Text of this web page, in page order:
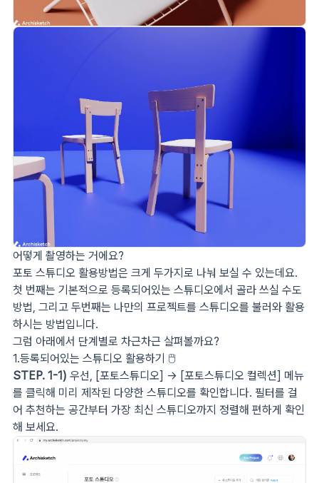
어떻게 촬영하는 거에요?
포토 스튜디오 활용방법은 크게 두가지로 나눠 보실 수 있는데요.
첫 번째는 기본적으로 등록되어있는 스튜디오에서 골라 쓰실 수도
방법, 그리고 두번째는 나만의 프로젝트를 스튜디오를 불러와 활용
하시는 방법입니다.
그럼 아래에서 단계별로 차근차근 살펴볼까요?
1.등록되어있는 스튜디오 활용하기 🖱️
STEP. 1-1) 우선, [포토스튜디오] → [포토스튜디오 컬렉션] 메뉴
를 클릭해 미리 제작된 다양한 스튜디오를 확인합니다. 필터를 걸
어 추천하는 공간부터 가장 최신 스튜디오까지 정렬해 편하게 확인
해 보세요.